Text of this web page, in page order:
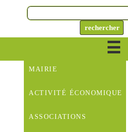
MAIRIE
ACTIVITÉ ÉCONOMIQUE
ASSOCIATIONS